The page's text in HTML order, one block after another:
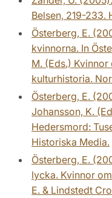
Belsen, 219-233.
Österberg, E.
kvinnorna. In
M. (Eds.)
kulturhistoria.
Österberg, E.
Johansson, K.
Hedersmord:
Historiska Media.
Österberg, E.
lycka. Kvinnor
E. & Lindstedt